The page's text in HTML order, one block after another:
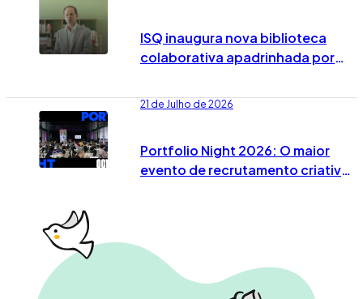
ISQ inaugura nova biblioteca
colaborativa apadrinhada por
21 de Julho de 2026
Portfolio Night 2026: O maior
evento de recrutamento criativo